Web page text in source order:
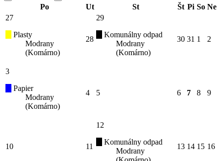
Po
Ut St Št Pi So Ne
27
Plasty
Modrany
(Komárno)
28
29
Komunálny odpad
Modrany
(Komárno)
30 31 1 2
3
Papier
Modrany
(Komárno)
4 5 6 7 8 9
10 11
12
Komunálny odpad
Modrany
13 14 15 16